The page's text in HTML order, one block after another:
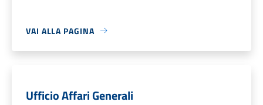
VAI ALLA PAGINA
Ufficio Affari Generali